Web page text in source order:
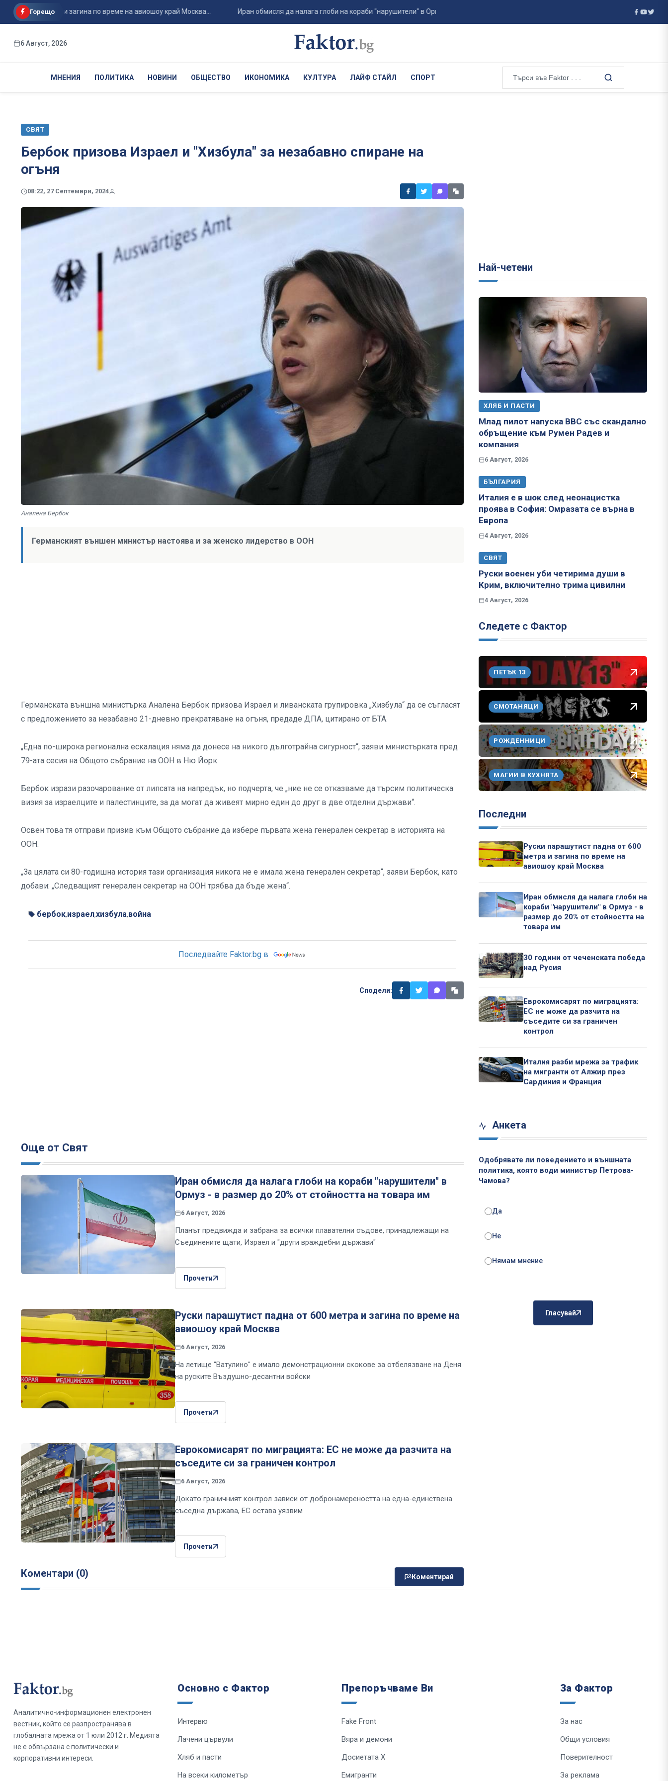
Горещо
600 метра и загина по време на авиошоу край Москва... Иран обмисля да налага глоби на кораби "нарушители" в Ормуз - в размер до 20% от... 30 години от чеченската победа над
6 Август, 2026
МНЕНИЯ ПОЛИТИКА НОВИНИ ОБЩЕСТВО ИКОНОМИКА КУЛТУРА ЛАЙФ СТАЙЛ СПОРТ
СВЯТ
Бербок призова Израел и "Хизбула" за незабавно спиране на
огъня
08:22, 27 Септември, 2024
Аналена Бербок
Германският външен министър настоява и за женско лидерство в ООН
Германската външна министърка Аналена Бербок призова Израел и ливанската групировка „Хизбула“ да се съгласят
с предложението за незабавно 21-дневно прекратяване на огъня, предаде ДПА, цитирано от БТА.
„Една по-широка регионална ескалация няма да донесе на никого дълготрайна сигурност“, заяви министърката пред
79-ата сесия на Общото събрание на ООН в Ню Йорк.
Бербок изрази разочарование от липсата на напредък, но подчерта, че „ние не се отказваме да търсим политическа
визия за израелците и палестинците, за да могат да живеят мирно един до друг в две отделни държави“.
Освен това тя отправи призив към Общото събрание да избере първата жена генерален секретар в историята на
ООН.
„За цялата си 80-годишна история тази организация никога не е имала жена генерален секретар“, заяви Бербок, като
добави: „Следващият генерален секретар на ООН трябва да бъде жена“.
бербок,израел,хизбула,война
Последвайте Faktor.bg в
Сподели:
Още от Свят
Иран обмисля да налага глоби на кораби "нарушители" в
Ормуз - в размер до 20% от стойността на товара им
6 Август, 2026
Планът предвижда и забрана за всички плавателни съдове, принадлежащи на
Съединените щати, Израел и "други враждебни държави"
Прочети
Руски парашутист падна от 600 метра и загина по време на
авиошоу край Москва
6 Август, 2026
На летище "Ватулино" е имало демонстрационни скокове за отбелязване на Деня
на руските Въздушно-десантни войски
Прочети
Еврокомисарят по миграцията: ЕС не може да разчита на
съседите си за граничен контрол
6 Август, 2026
Докато граничният контрол зависи от добронамереността на една-единствена
съседна държава, ЕС остава уязвим
Прочети
Коментари (0) Коментирай
Най-четени
ХЛЯБ И ПАСТИ
Млад пилот напуска ВВС със скандално
обръщение към Румен Радев и
компания
6 Август, 2026
БЪЛГАРИЯ
Италия е в шок след неонацистка
проява в София: Омразата се върна в
Европа
4 Август, 2026
СВЯТ
Руски военен уби четирима души в
Крим, включително трима цивилни
4 Август, 2026
Следете с Фактор
ПЕТЪК 13
СМОТАНЯЦИ
РОЖДЕННИЦИ
МАГИИ В КУХНЯТА
Последни
Руски парашутист падна от 600
метра и загина по време на
авиошоу край Москва
Иран обмисля да налага глоби на
кораби "нарушители" в Ормуз - в
размер до 20% от стойността на
товара им
30 години от чеченската победа
над Русия
Еврокомисарят по миграцията:
ЕС не може да разчита на
съседите си за граничен
контрол
Италия разби мрежа за трафик
на мигранти от Алжир през
Сардиния и Франция
Анкета
Одобрявате ли поведението и външната
политика, която води министър Петрова-
Чамова?
Да
Не
Нямам мнение
Гласувай
Аналитично-информационен електронен
вестник, който се разпространява в
глобалната мрежа от 1 юли 2012 г. Медията
не е обвързана с политически и
корпоративни интереси.
Основно с Фактор
Интервю
Лачени цървули
Хляб и пасти
На всеки километър
Препоръчваме Ви
Fake Front
Вяра и демони
Досиетата Х
Емигранти
За Фактор
За нас
Общи условия
Поверителност
За реклама